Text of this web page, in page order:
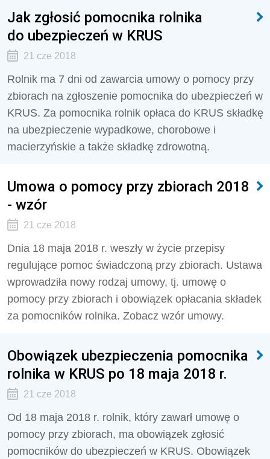
Jak zgłosić pomocnika rolnika
do ubezpieczeń w KRUS
21 cze 2018
Rolnik ma 7 dni od zawarcia umowy o pomocy przy
zbiorach na zgłoszenie pomocnika do ubezpieczeń w
KRUS. Za pomocnika rolnik opłaca do KRUS składkę
na ubezpieczenie wypadkowe, chorobowe i
macierzyńskie a także składkę zdrowotną.
Umowa o pomocy przy zbiorach 2018
- wzór
21 cze 2018
Dnia 18 maja 2018 r. weszły w życie przepisy
regulujące pomoc świadczoną przy zbiorach. Ustawa
wprowadziła nowy rodzaj umowy, tj. umowę o
pomocy przy zbiorach i obowiązek opłacania składek
za pomocników rolnika. Zobacz wzór umowy.
Obowiązek ubezpieczenia pomocnika
rolnika w KRUS po 18 maja 2018 r.
21 cze 2018
Od 18 maja 2018 r. rolnik, który zawarł umowę o
pomocy przy zbiorach, ma obowiązek zgłosić
pomocników do ubezpieczeń w KRUS. Obowiązek